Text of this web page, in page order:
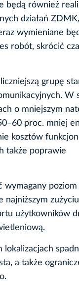
będą również
działań
wymieniane
robót, skrócić
grupę
W
o mniejszym
proc. mniej
kosztów
także poprawie
wymagany poziom
najniższym
użytkowników
a także